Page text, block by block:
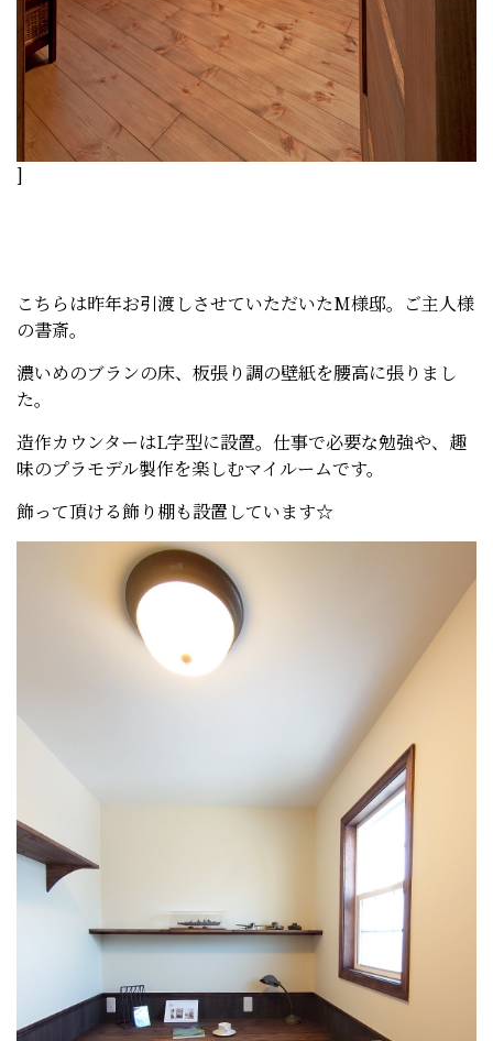
]
こちらは昨年お引渡しさせていただいたM様邸。ご主人様
の書斎。
濃いめのブランの床、板張り調の壁紙を腰高に張りまし
た。
造作カウンターはL字型に設置。仕事で必要な勉強や、趣
味のプラモデル製作を楽しむマイルームです。
飾って頂ける飾り棚も設置しています☆